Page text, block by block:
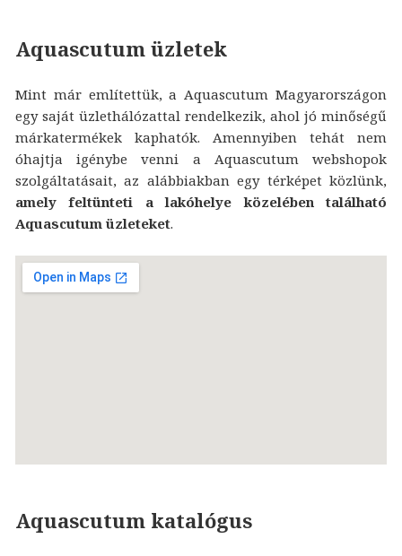
Aquascutum üzletek
Mint már említettük, a Aquascutum Magyarországon
egy saját üzlethálózattal rendelkezik, ahol jó minőségű
márkatermékek kaphatók. Amennyiben tehát nem
óhajtja igénybe venni a Aquascutum webshopok
szolgáltatásait, az alábbiakban egy térképet közlünk,
amely feltünteti a lakóhelye közelében található
Aquascutum üzleteket.
Aquascutum katalógus